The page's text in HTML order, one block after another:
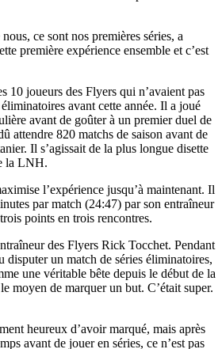
ce sont nos premières séries, a
première expérience ensemble et c’est
10 joueurs des Flyers qui n’avaient pas
avant cette année. Il a joué
avant de goûter à un premier duel de
attendre 820 matchs de saison avant de
Il s’agissait de la plus longue disette
la LNH.
l’expérience jusqu’à maintenant. Il
par match (24:47) par son entraîneur
points en trois rencontres.
des Flyers Rick Tocchet. Pendant
disputer un match de séries éliminatoires,
une véritable bête depuis le début de la
moyen de marquer un but. C’était super.
heureux d’avoir marqué, mais après
avant de jouer en séries, ce n’est pas